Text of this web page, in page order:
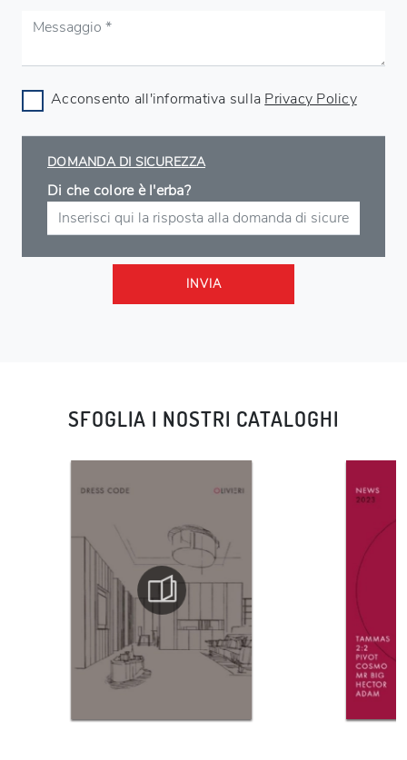
Acconsento all'informativa sulla Privacy Policy
DOMANDA DI SICUREZZA
Di che colore è l'erba?
INVIA
SFOGLIA I NOSTRI CATALOGHI